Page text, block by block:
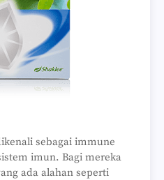
sebagai immune
imun. Bagi mereka
ada alahan seperti